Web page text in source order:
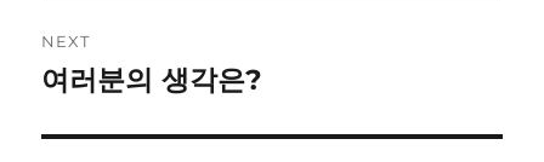
NEXT
Next
여러분의 생각은?